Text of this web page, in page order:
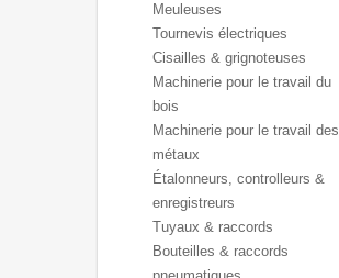
Meuleuses
Tournevis électriques
Cisailles & grignoteuses
Machinerie pour le travail du
bois
Machinerie pour le travail des
métaux
Étalonneurs, controlleurs &
enregistreurs
Tuyaux & raccords
Bouteilles & raccords